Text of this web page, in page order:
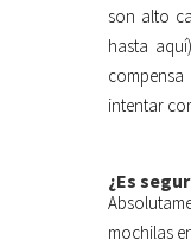
son alto
hasta
intentar
¿Es
mochilas